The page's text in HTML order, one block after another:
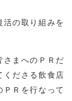
活の取り組みを
さまへのＰＲだ
くださる飲食店
ＰＲを行なって